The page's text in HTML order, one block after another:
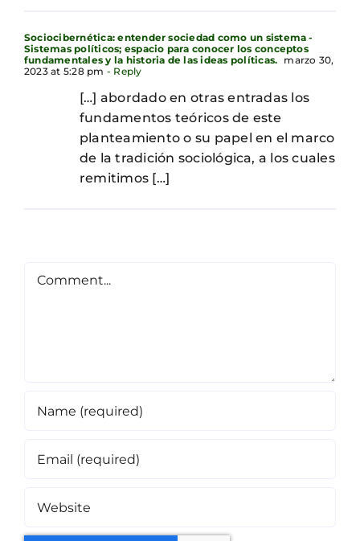
Sociocibernética: entender sociedad como un sistema -
Sistemas políticos; espacio para conocer los conceptos
fundamentales y la historia de las ideas políticas. marzo 30,
2023 at 5:28 pm - Reply
[…] abordado en otras entradas los
fundamentos teóricos de este
planteamiento o su papel en el marco
de la tradición sociológica, a los cuales
remitimos […]
Comment